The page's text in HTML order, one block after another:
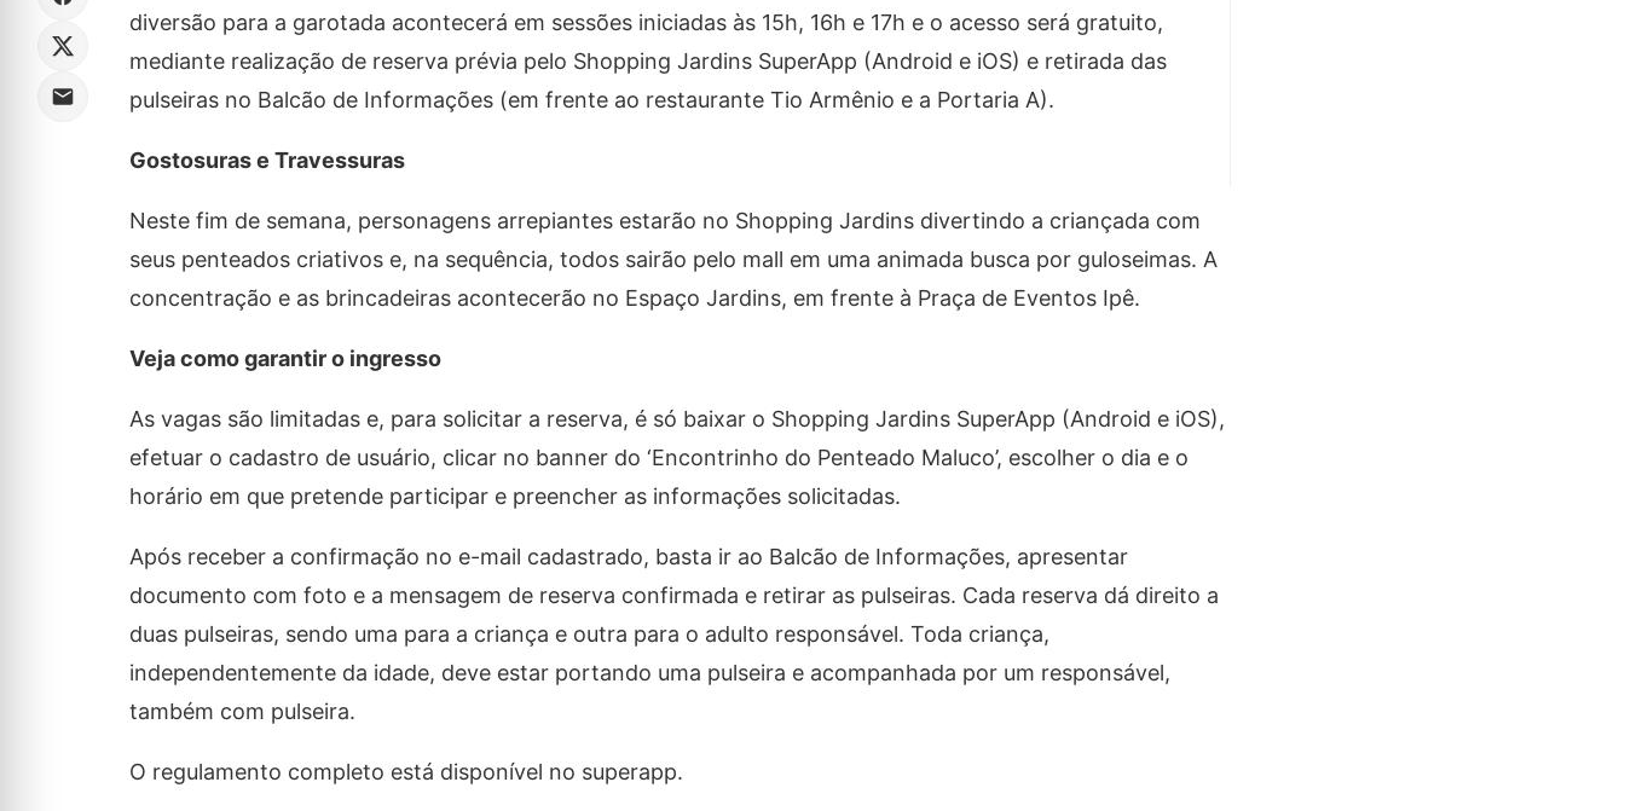
diversão para a garotada acontecerá em sessões iniciadas às 15h, 16h e 17h e o acesso será gratuito,
mediante realização de reserva prévia pelo Shopping Jardins SuperApp (Android e iOS) e retirada das
pulseiras no Balcão de Informações (em frente ao restaurante Tio Armênio e a Portaria A).
Gostosuras e Travessuras
Neste fim de semana, personagens arrepiantes estarão no Shopping Jardins divertindo a criançada com
seus penteados criativos e, na sequência, todos sairão pelo mall em uma animada busca por guloseimas. A
concentração e as brincadeiras acontecerão no Espaço Jardins, em frente à Praça de Eventos Ipê.
Veja como garantir o ingresso
As vagas são limitadas e, para solicitar a reserva, é só baixar o Shopping Jardins SuperApp (Android e iOS),
efetuar o cadastro de usuário, clicar no banner do ‘Encontrinho do Penteado Maluco’, escolher o dia e o
horário em que pretende participar e preencher as informações solicitadas.
Após receber a confirmação no e-mail cadastrado, basta ir ao Balcão de Informações, apresentar
documento com foto e a mensagem de reserva confirmada e retirar as pulseiras. Cada reserva dá direito a
duas pulseiras, sendo uma para a criança e outra para o adulto responsável. Toda criança,
independentemente da idade, deve estar portando uma pulseira e acompanhada por um responsável,
também com pulseira.
O regulamento completo está disponível no superapp.